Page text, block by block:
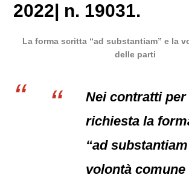
2022| n. 19031.
La forma scritta “ad substantiam” e la
delle parti
Nei contratti
richiesta la
“ad
volontà